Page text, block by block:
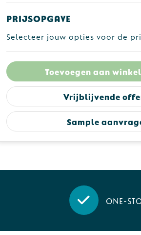
Prijsopgave
Selecteer jouw opties voor de
Toevoegen aan
Vrijblijvende
Sample
One-